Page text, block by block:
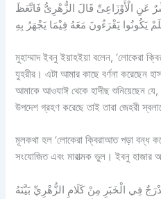
عَنِ الْأَوْزَاعِىِّ قَالَ الزُّهْرِىُّ فَاتَّعَظَ
يَكُونُوا يَقْرَءُونَ مَعَهُ فِيْمَا يَجْهَرُ بِهِ
মুহাম্মাদ ইবনু ইয়াহইয়া বলেন, ‘লোকেরা
যুহরীর। এটা আমার কাছে বর্ণনা করেছেন
আমাকে আওযাঈ থেকে হাদীছ শুনিয়েছেন যে,
উপদেশ গ্রহণ করেছে তাই তারা জেহরী
মূলকথা হল ‘লোকেরা ক্বিরাআত পড়া বন্ধ
সংযোজিত এবং মারাত্মক ভুল। ইবনু হাজার
فِي الْخَبَرِ مِنْ كَلَامِ الزُّهْرِيِّ بَيَّنَهُ